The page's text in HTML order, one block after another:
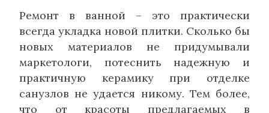
Ремонт в ванной – это практически
всегда укладка новой плитки. Сколько бы
новых материалов не придумывали
маркетологи, потеснить надежную и
практичную керамику при отделке
санузлов не удается никому. Тем более,
что от красоты предлагаемых в